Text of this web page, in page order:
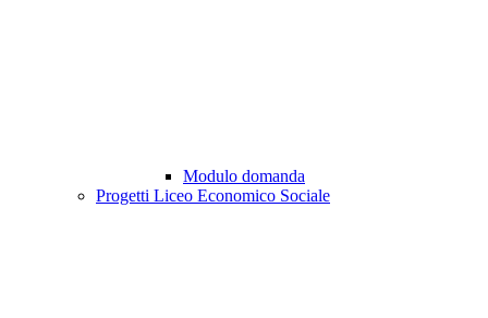
Modulo domanda
Progetti Liceo Economico Sociale